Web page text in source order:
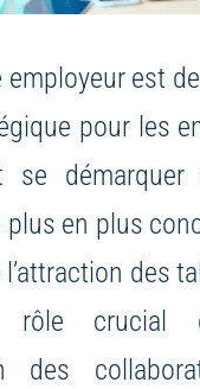
employeur est
pour les
se
plus en plus
des
rôle crucial
des